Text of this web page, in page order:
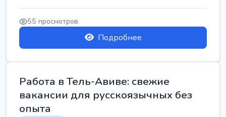
55 просмотров
Подробнее
Работа в Тель-Авиве: свежие
вакансии для русскоязычных без
опыта